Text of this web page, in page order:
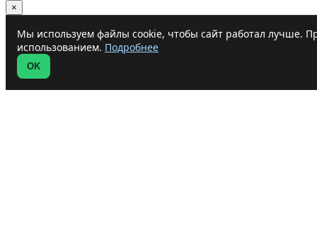
×
Мы используем файлы cookie, чтобы сайт работал лучше.
использованием. Подробнее
OK